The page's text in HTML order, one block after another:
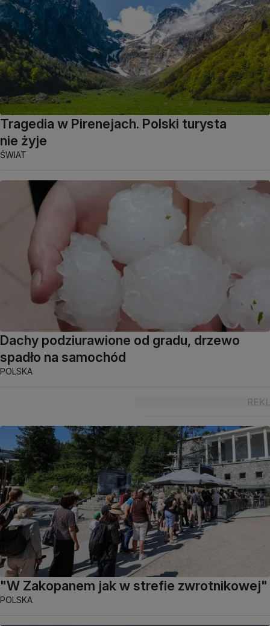
Tragedia w Pirenejach. Polski turysta
nie żyje
ŚWIAT
Dachy podziurawione od gradu, drzewo
spadło na samochód
POLSKA
"W Zakopanem jak w strefie zwrotnikowej"
POLSKA